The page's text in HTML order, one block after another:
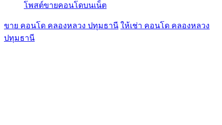
โพสต์ขายคอนโดบนเน็ต
ขาย คอนโด คลองหลวง ปทุมธานี ให้เช่า คอนโด คลองหลวง
ปทุมธานี